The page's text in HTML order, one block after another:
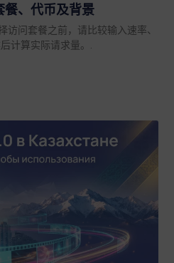
、代币及背景
访问套餐之前，请比较输入速率、
计算实际请求量。.